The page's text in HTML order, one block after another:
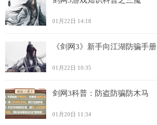
01月22日 14:18
《剑网3》新手向江湖防骗手册
01月22日 10:35
剑网3科普：防盗防骗防木马
01月20日 11:34